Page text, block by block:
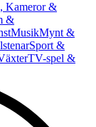
Kameror &
&
MusikMynt &
Sport &
TV-spel &